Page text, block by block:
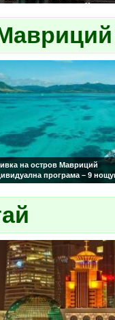
по стъпките на
екскурзия в долината
Полет от Варна!
от България!
Обслужване на български
на остров Мавриций
програма – 9
и вечеря включени.